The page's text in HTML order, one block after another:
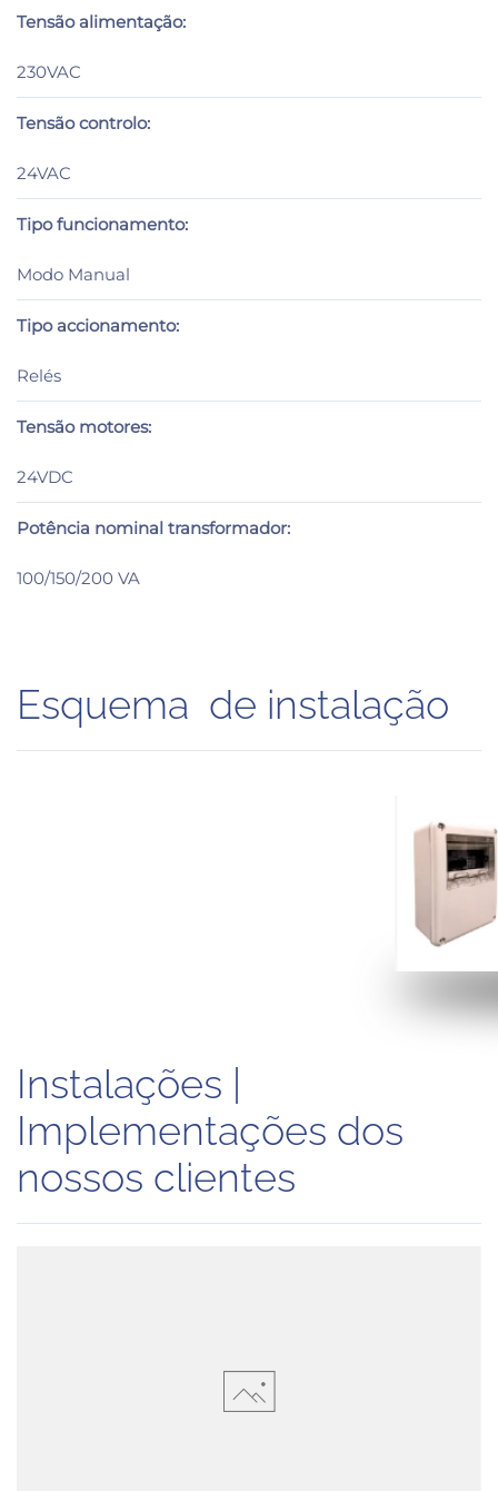
Tensão alimentação:
230VAC
Tensão controlo:
24VAC
Tipo funcionamento:
Modo Manual
Tipo accionamento:
Relés
Tensão motores:
24VDC
Potência nominal transformador:
100/150/200 VA
Esquema de instalação
Instalações |
Implementações dos
nossos clientes